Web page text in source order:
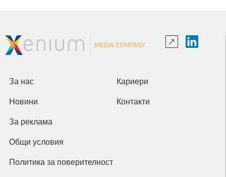
За нас Кариери
Новини Контакти
За реклама
Общи условия
Политика за поверителност